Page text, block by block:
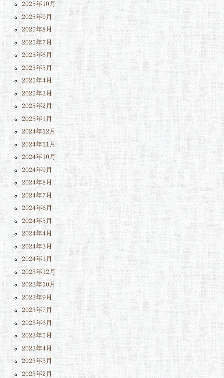
2025年10月
2025年9月
2025年8月
2025年7月
2025年6月
2025年5月
2025年4月
2025年3月
2025年2月
2025年1月
2024年12月
2024年11月
2024年10月
2024年9月
2024年8月
2024年7月
2024年6月
2024年5月
2024年4月
2024年3月
2024年1月
2023年12月
2023年10月
2023年9月
2023年7月
2023年6月
2023年5月
2023年4月
2023年3月
2023年2月